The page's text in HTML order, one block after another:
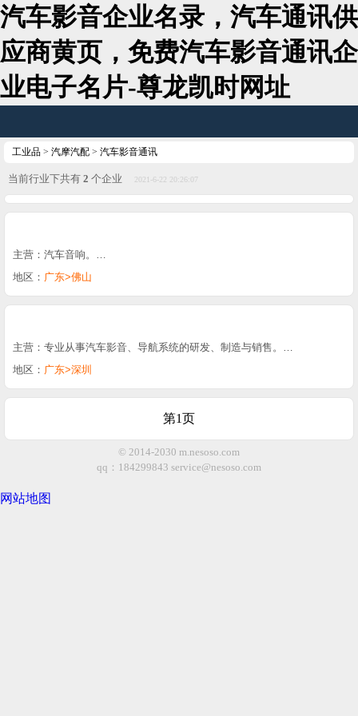
汽车影音企业名录，汽车通讯供
应商黄页，免费汽车影音通讯企
业电子名片-尊龙凯时网址
工业品 > 汽摩汽配 > 汽车影音通讯
当前行业下共有 2 个企业 2021-6-22 20:26:07
主营：汽车音响。…
地区： 广东>佛山
主营：专业从事汽车影音、导航系统的研发、制造与销售。…
地区： 广东>深圳
第1页
© 2014-2030 m.nesoso.com
qq：184299843 service@nesoso.com
网站地图